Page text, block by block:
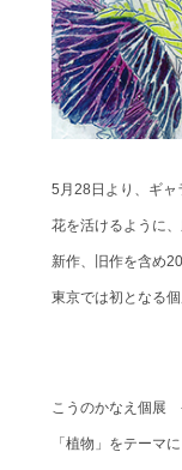
5月28日より、ギャ
花を活けるように
新作、旧作を含め
東京では初となる
こうのかなえ個展
「植物」をテーマ